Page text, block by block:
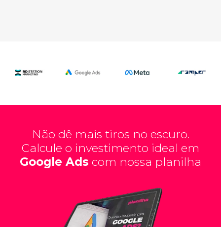
Não dê mais tiros no escuro.
Calcule o investimento ideal em
Google Ads com nossa planilha